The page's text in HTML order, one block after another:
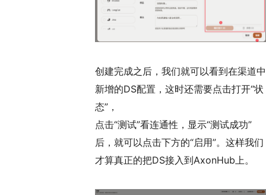
创建完成之后，我们就可以看到在渠道中
新增的DS配置，这时还需要点击打开“状
态”，
点击“测试”看连通性，显示“测试成功”
后，就可以点击下方的“启用”。这样我们
才算真正的把DS接入到AxonHub上。